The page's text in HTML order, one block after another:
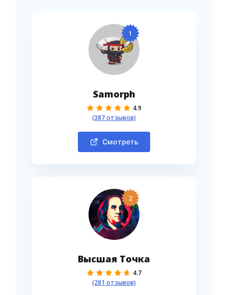
1
Samorph
4.9
(387 отзывов)
Смотреть
2
Высшая Точка
4.7
(281 отзывов)